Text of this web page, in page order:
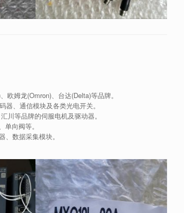
姆龙(Omron)、台达(Delta)等品牌。
、通信模块及各类光电开关。
川等品牌的伺服电机及驱动器。
向阀等。
数据采集模块。